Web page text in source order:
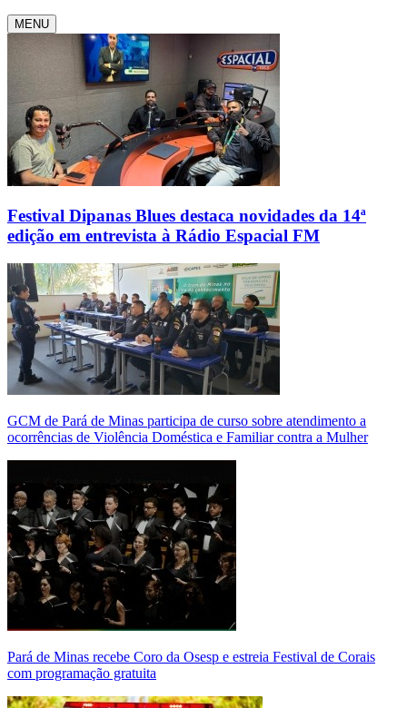
MENU
Festival Dipanas Blues destaca novidades da 14ª
edição em entrevista à Rádio Espacial FM
GCM de Pará de Minas participa de curso sobre atendimento a
ocorrências de Violência Doméstica e Familiar contra a Mulher
Pará de Minas recebe Coro da Osesp e estreia Festival de Corais
com programação gratuita